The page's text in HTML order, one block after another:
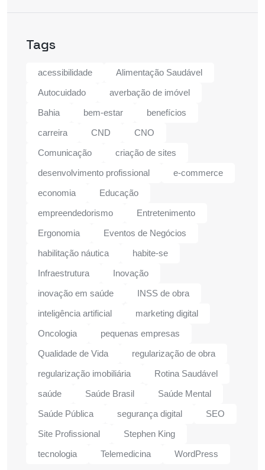
Tags
acessibilidade
Alimentação Saudável
Autocuidado
averbação de imóvel
Bahia
bem-estar
benefícios
carreira
CND
CNO
Comunicação
criação de sites
desenvolvimento profissional
e-commerce
economia
Educação
empreendedorismo
Entretenimento
Ergonomia
Eventos de Negócios
habilitação náutica
habite-se
Infraestrutura
Inovação
inovação em saúde
INSS de obra
inteligência artificial
marketing digital
Oncologia
pequenas empresas
Qualidade de Vida
regularização de obra
regularização imobiliária
Rotina Saudável
saúde
Saúde Brasil
Saúde Mental
Saúde Pública
segurança digital
SEO
Site Profissional
Stephen King
tecnologia
Telemedicina WordPress